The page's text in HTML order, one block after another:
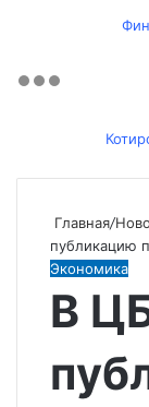
Главная/
публикацию
Экономика
В